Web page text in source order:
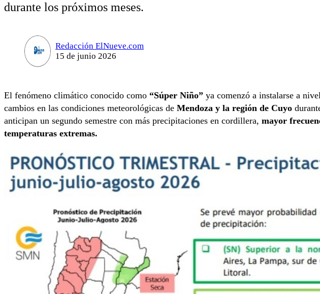
durante los próximos meses.
Redacción ElNueve.com
15 de junio 2026
El fenómeno climático conocido como “Súper Niño” ya comenzó a instalarse a
cambios en las condiciones meteorológicas de Mendoza y la región de Cuyo
anticipan un segundo semestre con más precipitaciones en cordillera, mayor
temperaturas extremas.